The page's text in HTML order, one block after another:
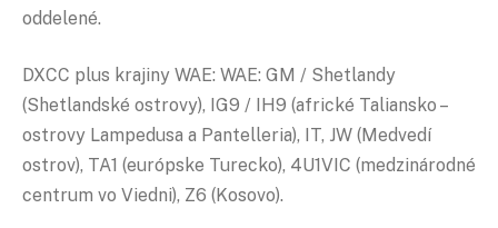
oddelené.
DXCC plus krajiny WAE: WAE: GM / Shetlandy
(Shetlandské ostrovy), IG9 / IH9 (africké Taliansko –
ostrovy Lampedusa a Pantelleria), IT, JW (Medvedí
ostrov), TA1 (európske Turecko), 4U1VIC (medzinárodné
centrum vo Viedni), Z6 (Kosovo).